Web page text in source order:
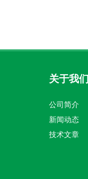
关于我们
公司简介
新闻动态
技术文章